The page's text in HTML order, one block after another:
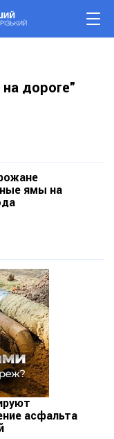
дороге"
ямы на
асфальта